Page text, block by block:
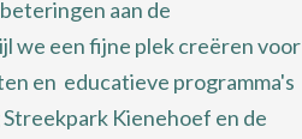
aan de
we een fijne plek creëren voor
en educatieve programma's
Kienehoef en de